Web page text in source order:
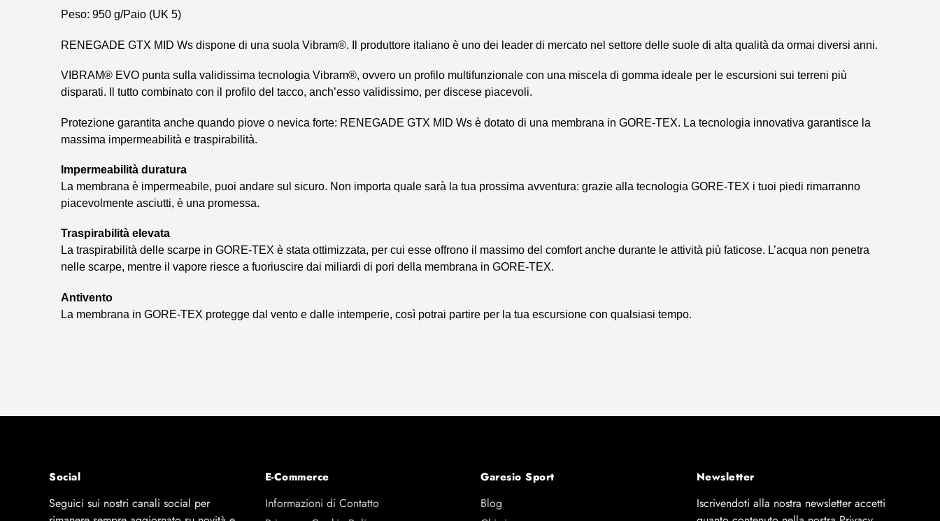
Peso: 950 g/Paio (UK 5)
RENEGADE GTX MID Ws dispone di una suola Vibram®. Il produttore italiano è uno dei leader di mercato nel settore delle suole di alta qualità da ormai diversi anni.
VIBRAM® EVO punta sulla validissima tecnologia Vibram®, ovvero un profilo multifun­zionale con una miscela di gomma ideale per le escursioni sui terreni più
disparati. Il tutto combinato con il profilo del tacco, anch’esso validissimo, per discese piacevoli.
Protezione garantita anche quando piove o nevica forte: RENEGADE GTX MID Ws è dotato di una membrana in GORE-TEX. La tecnologia innovativa garantisce la
massima imper­meabilità e tras­pirabilità.
Imper­meabilità duratura
La membrana è imper­meabile, puoi andare sul sicuro. Non importa quale sarà la tua prossima avventura: grazie alla tecnologia GORE-TEX i tuoi piedi rimarranno
piacevolmente asciutti, è una promessa.
Tras­pirabilità elevata
La tras­pirabilità delle scarpe in GORE-TEX è stata ottimizzata, per cui esse offrono il massimo del comfort anche durante le attività più faticose. L’acqua non penetra
nelle scarpe, mentre il vapore riesce a fuoriuscire dai miliardi di pori della membrana in GORE-TEX.
Antivento
La membrana in GORE-TEX protegge dal vento e dalle intemperie, così potrai partire per la tua escursione con qualsiasi tempo.
Social
Seguici sui nostri canali social per
E-Commerce
Informazioni di Contatto
Garesio Sport
Blog
Newsletter
Iscrivendoti alla nostra newsletter accetti